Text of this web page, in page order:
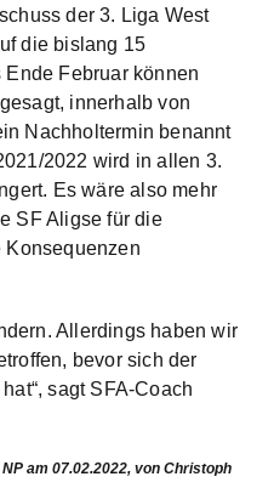
der 3. Liga West
die bislang 15
Februar können
innerhalb von
Nachholtermin benannt
2022 wird in allen 3.
Es wäre also mehr
SF Aligse für die
Konsequenzen
Allerdings haben wir
bevor sich der
sagt SFA-Coach
am 07.02.2022, von Christoph